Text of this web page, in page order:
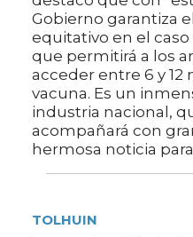
Gobierno garantiza
equitativo en el
que permitirá a los
acceder entre 6 y 12
vacuna. Es un
industria nacional,
acompañará con
hermosa noticia
TOLHUIN